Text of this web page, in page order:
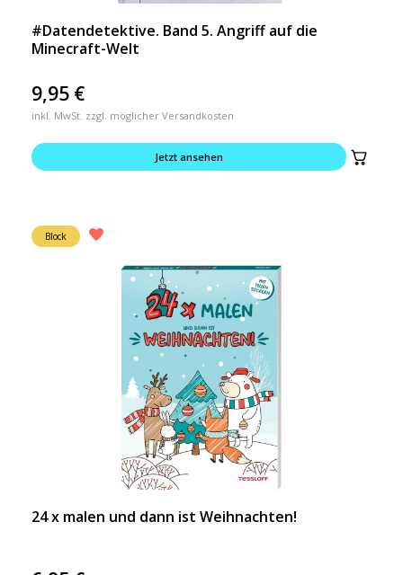
#Datendetektive. Band 5. Angriff auf die
Minecraft-Welt
9,95 €
inkl. MwSt. zzgl. möglicher Versandkosten
Jetzt ansehen
Block
24 x malen und dann ist Weihnachten!